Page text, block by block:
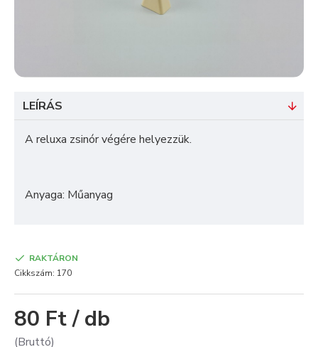
LEÍRÁS
A reluxa zsinór végére helyezzük.
Anyaga: Műanyag
80 Ft / db
(Bruttó)
RAKTÁRON
Cikkszám: 170